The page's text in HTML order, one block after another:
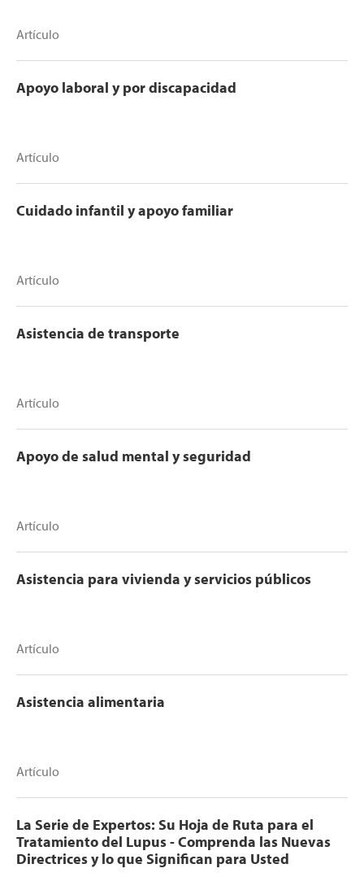
Artículo
Apoyo laboral y por discapacidad
Artículo
Cuidado infantil y apoyo familiar
Artículo
Asistencia de transporte
Artículo
Apoyo de salud mental y seguridad
Artículo
Asistencia para vivienda y servicios públicos
Artículo
Asistencia alimentaria
Artículo
La Serie de Expertos: Su Hoja de Ruta para el
Tratamiento del Lupus - Comprenda las Nuevas
Directrices y lo que Significan para Usted